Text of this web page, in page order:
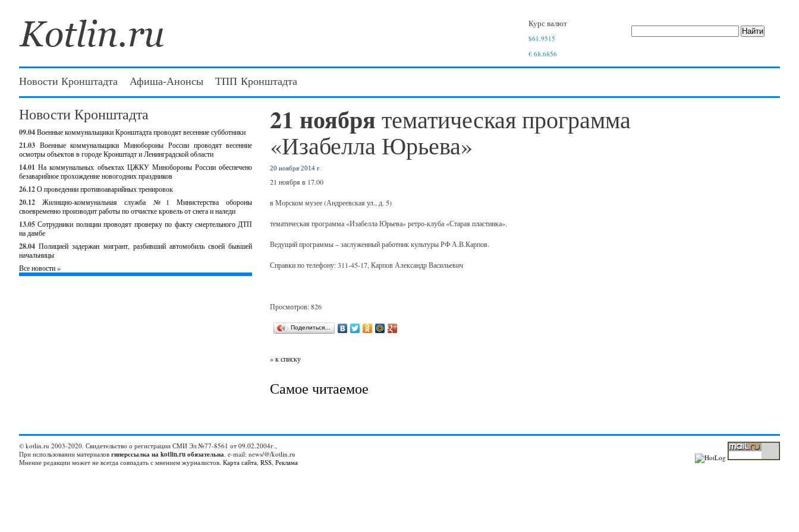
Курс валют
$61.9515
€ 68.6856
Новости Кронштадта Афиша-Анонсы ТПП Кронштадта
Новости Кронштадта
09.04Военные коммунальщики Кронштадта проводят весенние субботники
21.03 Военные коммунальщики Минобороны России проводят весенние
осмотры объектов в городе Кронштадт и Ленинградской области
14.01 На коммунальных объектах ЦЖКУ Минобороны России обеспечено
безаварийное прохождение новогодних праздников
26.12О проведении противоаварийных тренировок
20.12
Жилищно-коммунальная служба №1 Министерства обороны
своевременно производит работы по отчистке кровель от снега и наледи
13.05 Сотрудники полиции проводят проверку по факту смертельного ДТП
на дамбе
28.04 Полицией задержан мигрант, разбивший автомобиль своей бывшей
начальницы
Все новости »
21 ноябрятематическая программа
«Изабелла Юрьева»
20 ноября 2014 г.
21 ноября в 17.00
в Морском музее (Андреевская ул., д. 5)
тематическая программа «Изабелла Юрьева» ретро-клуба «Старая пластинка».
Ведущий программы – заслуженный работник культуры РФ А.В.Карпов.
Справки по телефону: 311-45-17, Карпов Александр Васильевич
Просмотров: 826
Поделиться…
» к списку
Самое читаемое
© kotlin.ru 2003-2020. Свидетельство о регистрации СМИ Эл №77-8561 от 09.02.2004г.,
При использовании материалов гиперссылка на kotlin.ru обязательна. e-mail: news/@/kotlin.ru
Мнение редакции может не всегда совпадать с мнением журналистов. Карта сайта, RSS, Реклама